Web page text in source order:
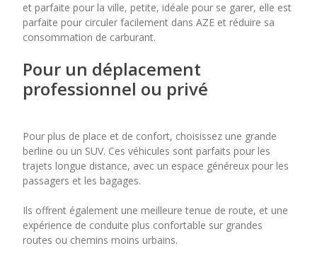
et parfaite pour la ville, petite, idéale pour se garer, elle est
parfaite pour circuler facilement dans AZE et réduire sa
consommation de carburant.
Pour un déplacement
professionnel ou privé
Pour plus de place et de confort, choisissez une grande
berline ou un SUV. Ces véhicules sont parfaits pour les
trajets longue distance, avec un espace généreux pour les
passagers et les bagages.
Ils offrent également une meilleure tenue de route, et une
expérience de conduite plus confortable sur grandes
routes ou chemins moins urbains.